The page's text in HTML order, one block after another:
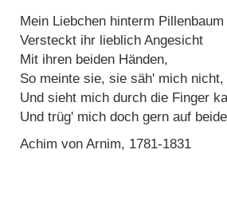
Mein Liebchen hinterm Pillenbaum
Versteckt ihr lieblich Angesicht
Mit ihren beiden Händen,
So meinte sie, sie säh' mich nicht,
Und sieht mich durch die Finger
Und trüg' mich doch gern auf
Achim von Arnim, 1781-1831